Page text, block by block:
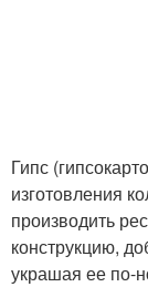
Гипс
изготовления
производить
конструкцию,
украшая ее по-